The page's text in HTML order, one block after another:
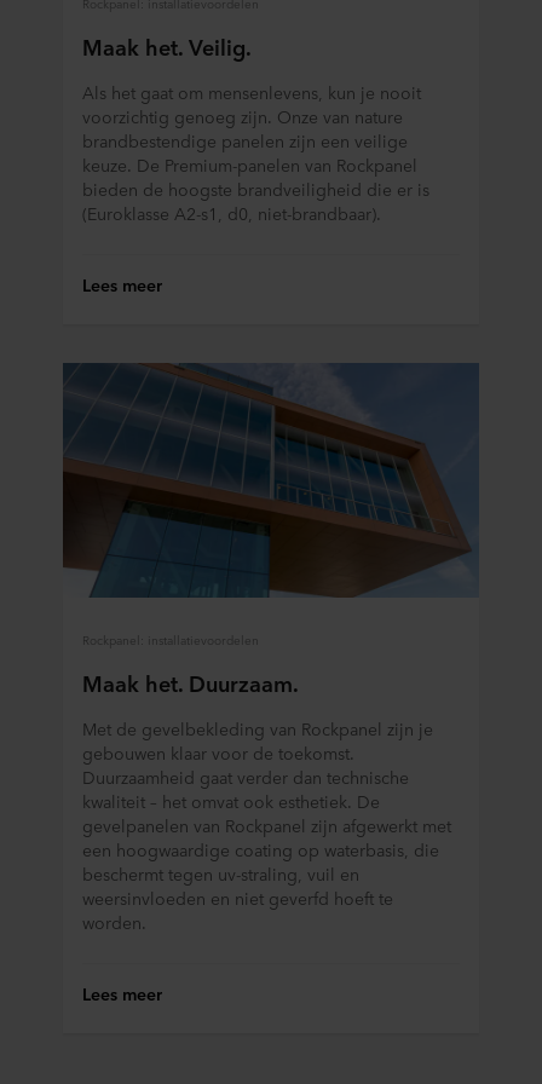
Maak het. Veilig.
Als het gaat om mensenlevens, kun je nooit
voorzichtig genoeg zijn. Onze van nature
brandbestendige panelen zijn een veilige
keuze. De Premium-panelen van Rockpanel
bieden de hoogste brandveiligheid die er is
(Euroklasse A2-s1, d0, niet-brandbaar).
Lees meer
Rockpanel: installatievoordelen
Maak het. Duurzaam.
Met de gevelbekleding van Rockpanel zijn je
gebouwen klaar voor de toekomst.
Duurzaamheid gaat verder dan technische
kwaliteit – het omvat ook esthetiek. De
gevelpanelen van Rockpanel zijn afgewerkt met
een hoogwaardige coating op waterbasis, die
beschermt tegen uv-straling, vuil en
weersinvloeden en niet geverfd hoeft te
worden.
Lees meer